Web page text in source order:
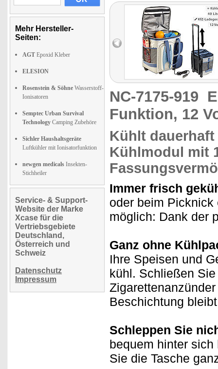
Mehr Hersteller-
Seiten:
AGT Epoxid Kleber
ELESION
Rosenstein & Söhne Wasserstoff-
Ionisatoren
Semptec Urban Survival
Technology Camping Zubehöre
Sichler Haushaltsgeräte
Luftkühler mit Ionisatorfunktion
newgen medicals Insekten-
Stichheiler
Service- & Support-
Website der Marke
Xcase für die
Vertriebsgebiete
Deutschland,
Österreich und
Schweiz
Datenschutz
Impressum
NC-7175-919
Funktion, 12
Kühlt
Kühlmodul mit
Immer frisch
oder beim
möglich: Dank der
Ganz ohne
Ihre Speisen und
kühl. Schließen
Beschichtung
Schleppen Sie
bequem hinter
Sie die Tasche